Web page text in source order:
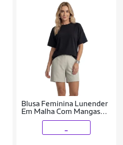
Blusa Feminina Lunender
Em Malha Com Mangas
Curtas 00615